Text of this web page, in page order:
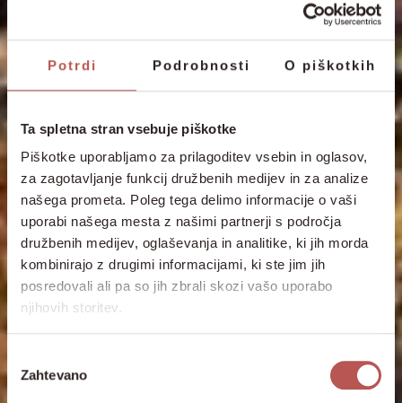
Potrdi Podrobnosti O piškotkih
Ta spletna stran vsebuje piškotke
Piškotke uporabljamo za prilagoditev vsebin in oglasov,
za zagotavljanje funkcij družbenih medijev in za analize
našega prometa. Poleg tega delimo informacije o vaši
uporabi našega mesta z našimi partnerji s področja
družbenih medijev, oglaševanja in analitike, ki jih morda
kombinirajo z drugimi informacijami, ki ste jim jih
posredovali ali pa so jih zbrali skozi vašo uporabo
njihovih storitev.
soglasja
Zahtevano